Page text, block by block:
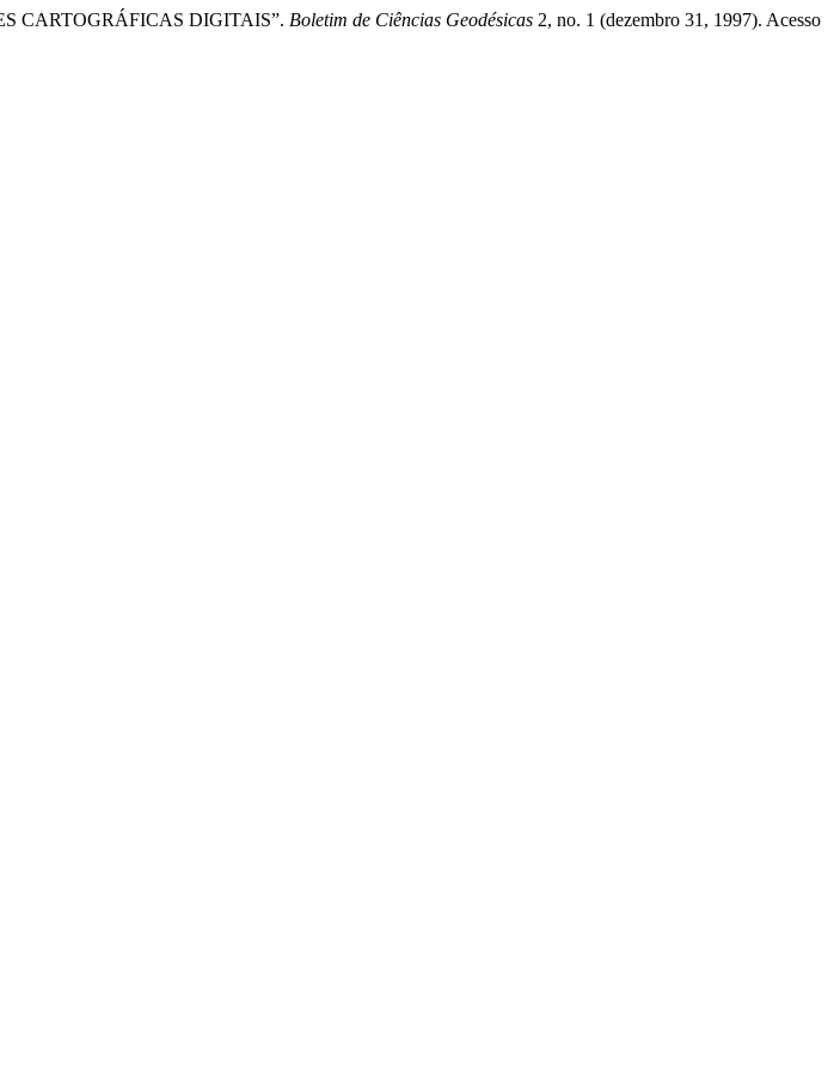
CARTOGRÁFICAS DIGITAIS”. Boletim de Ciências Geodésicas 2, no. 1 (dezembro 31, 1997). Acesso